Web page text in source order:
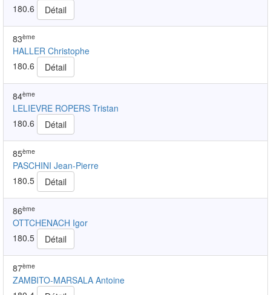
180.6
Détail
83ème
HALLER Christophe
180.6
Détail
84ème
LELIEVRE ROPERS Tristan
180.6
Détail
85ème
PASCHINI Jean-Pierre
180.5
Détail
86ème
OTTCHENACH Igor
180.5
Détail
87ème
ZAMBITO-MARSALA Antoine